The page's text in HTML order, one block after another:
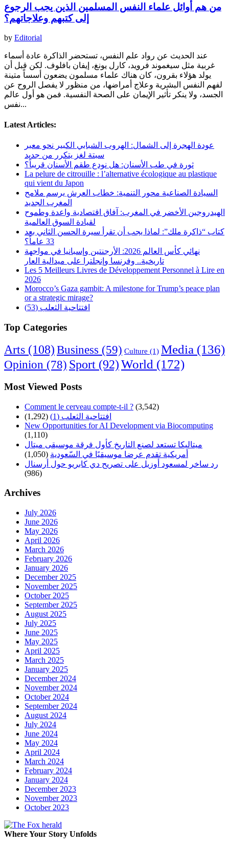
من هم أوائل علماء النفس المسلمين الذين يجب الرجوع
إلى كتبهم وعلاجاتهم؟
by Editorial
عند الحديث عن رواد علم النفس، تستحضر الذاكرة عادة أسماء
غربية مثل سيغموند فرويد، كارل يونغ، إيفان بافلوف. لكن قبل أن
يولد هؤلاء بقرون، كان هناك علماء مسلمون يضعون أسساً متينة
لفهم النفس البشرية وعلاج أمراضها، من منظور لا يفصل الروح عن
الجسد، ولا ينكر تأثير الإيمان على الصحة النفسية. فمن هو أول عالم
نفس...
Latest Articles:
عودة الهجرة إلى الشمال: الهروب الشبابي الكبير نحو معبر
سبتة لغز يتكرر من جديد
ثورة في طب الأسنان: هل نودع طقم الأسنان قريباً؟
La pelure de citrouille : l’alternative écologique au plastique
qui vient du Japon
السيادة الصناعية محور التنمية: خطاب العرش يرسم ملامح
المغرب الجديد
الهيدروجين الأخضر في المغرب: آفاق اقتصادية واعدة وطموح
لقيادة السوق العالمية
كتاب “ذاكرة ملك”: لماذا يجب أن تقرأ سيرة الحسن الثاني بعد
33 عاماً؟
نهائي كأس العالم 2026: الأرجنتين وإسبانيا في مواجهة
تاريخية.. وفرنسا وإنجلترا على ميدالية العار
Les 5 Meilleurs Livres de Développement Personnel à Lire en
2026
Morocco’s Gaza gambit: A milestone for Trump’s peace plan
or a strategic mirage?
افتتاحية الثعلب (53)
Top Categories
Arts (108) Business (59) Culture (1) Media (136)
Opinion (78) Sport (92)World (172)
Most Viewed Posts
Comment le cerveau compte-t-il ? (3,542)
افتتاحية الثعلب (1)
(1,292)
New Opportunities for AI Development via Biocomputing
(1,110)
ميتاليكا تستعد لصنع التاريخ كأول فرقة موسيقى ميتال
أمريكية تقدم عرضا موسيقيًا في السّعودية (1,050)
رد ساخر لمسعود أوزيل على تصريح دي كابريو حول أرسنال
(986)
Archives
July 2026
June 2026
May 2026
April 2026
March 2026
February 2026
January 2026
December 2025
November 2025
October 2025
September 2025
August 2025
July 2025
June 2025
May 2025
April 2025
March 2025
January 2025
December 2024
November 2024
October 2024
September 2024
August 2024
July 2024
June 2024
May 2024
April 2024
March 2024
February 2024
January 2024
December 2023
November 2023
October 2023
Where Your Story Unfolds